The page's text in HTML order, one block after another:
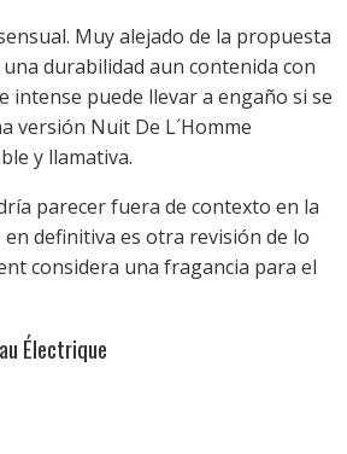
Muy alejado de la propuesta
durabilidad aun contenida con
intense puede llevar a engaño si se
versión Nuit De L´Homme
y llamativa.
parecer fuera de contexto en la
definitiva es otra revisión de lo
considera una fragancia para el
Électrique